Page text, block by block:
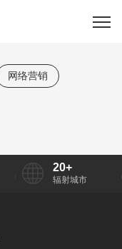
网络营销
20+
辐射城市